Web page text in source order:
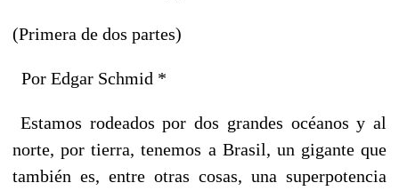
(Primera de dos partes)
Por Edgar Schmid *
Estamos rodeados por dos grandes océanos y al
norte, por tierra, tenemos a Brasil, un gigante que
también es, entre otras cosas, una superpotencia